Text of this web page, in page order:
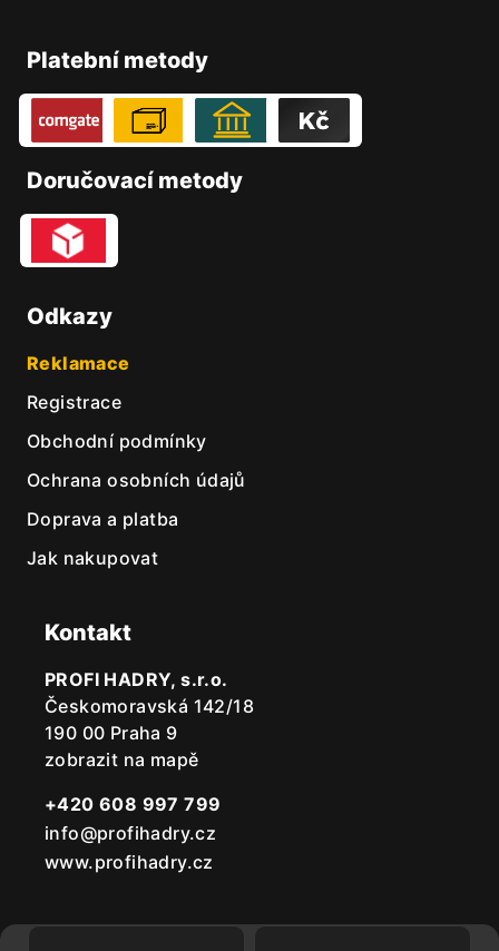
Platební metody
Doručovací metody
Odkazy
Reklamace
Registrace
Obchodní podmínky
Ochrana osobních údajů
Doprava a platba
Jak nakupovat
Kontakt
PROFI HADRY, s.r.o.
Českomoravská 142/18
190 00 Praha 9
zobrazit na mapě
+420 608 997 799
info@profihadry.cz
www.profihadry.cz